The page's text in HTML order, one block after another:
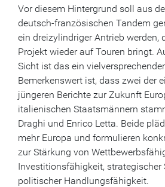
Vor diesem Hintergrund soll aus
deutsch-französischen Tandem
ein dreizylindriger Antrieb werden,
Projekt wieder auf Touren bringt.
Sicht ist das ein
Bemerkenswert ist, dass zwei der
jüngeren Berichte zur Zukunft
italienischen Staatsmännern
Draghi und Enrico Letta. Beide
mehr Europa und formulieren
zur Stärkung von
Investitionsfähigkeit, strategischer
politischer Handlungsfähigkeit.